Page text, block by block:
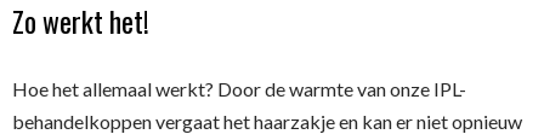
Zo werkt het!
Hoe het allemaal werkt? Door de warmte van onze IPL-
behandelkoppen vergaat het haarzakje en kan er niet opnieuw